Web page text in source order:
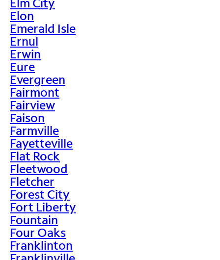
Elon
Emerald Isle
Ernul
Erwin
Eure
Evergreen
Fairmont
Fairview
Faison
Farmville
Fayetteville
Flat Rock
Fleetwood
Fletcher
Forest City
Fort Liberty
Fountain
Four Oaks
Franklinton